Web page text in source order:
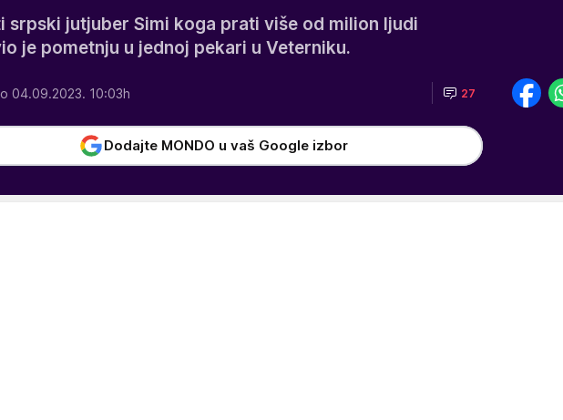
srpski jutjuber Simi koga prati više od milion ljudi
je pometnju u jednoj pekari u Veterniku.
04.09.2023. 10:03h 27
Dodajte MONDO u vaš Google izbor